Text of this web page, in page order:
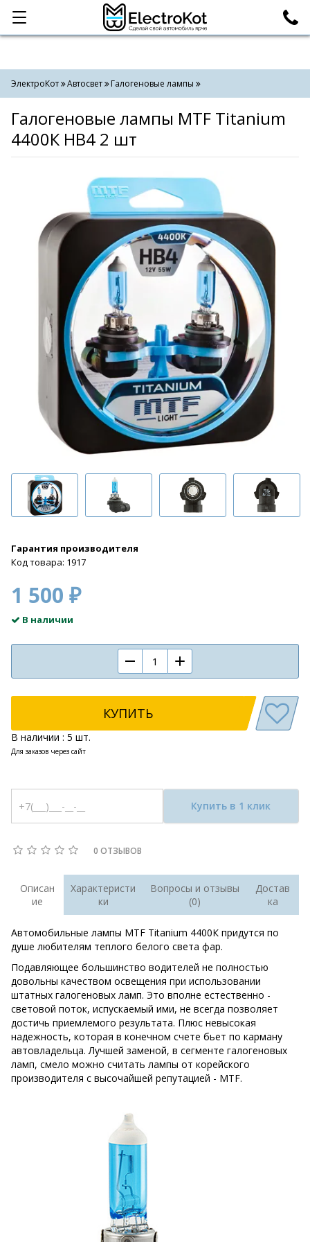
Категории Поиск
ЭлектроКот Автосвет Галогеновые лампы
Галогеновые лампы MTF Titanium
4400К HB4 2 шт
Гарантия производителя
Код товара: 1917
1 500 ₽
В наличии
КУПИТЬ
В наличии : 5 шт.
Для заказов через сайт
Купить в 1 клик
0 ОТЗЫВОВ
Описан
ие
Характеристи
ки
Вопросы и отзывы
(0)
Достав
ка
Автомобильные лампы MTF Titanium 4400К придутся по
душе любителям теплого белого света фар.
Подавляющее большинство водителей не полностью
довольны качеством освещения при использовании
штатных галогеновых ламп. Это вполне естественно -
световой поток, испускаемый ими, не всегда позволяет
достичь приемлемого результата. Плюс невысокая
надежность, которая в конечном счете бьет по карману
автовладельца. Лучшей заменой, в сегменте галогеновых
ламп, смело можно считать лампы от корейского
производителя с высочайшей репутацией - MTF.